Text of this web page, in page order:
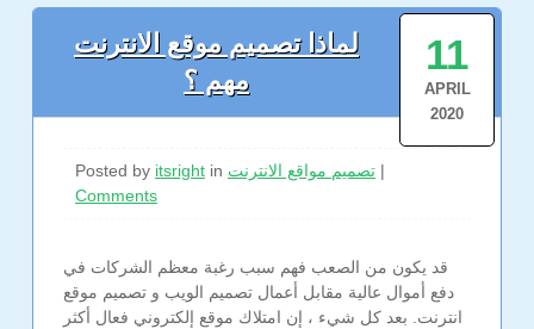
11
APRIL
2020
لماذا تصميم موقع الانترنت
مهم ؟
Posted by itsrightin تصميم مواقع الانترنت|
Comments
قد يكون من الصعب فهم سبب رغبة معظم الشركات في
دفع أموال عالية مقابل أعمال تصميم الويب و تصميم موقع
انترنت. بعد كل شيء ، إن امتلاك موقع إلكتروني فعال أكثر